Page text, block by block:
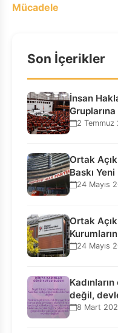
Mücadele
Son İçerikler
İnsan
2 Temmuz
Ortak
Baskı
Seçilmiş…
24 Mayıs
Ortak
24 Mayıs
değil,
8 Mart